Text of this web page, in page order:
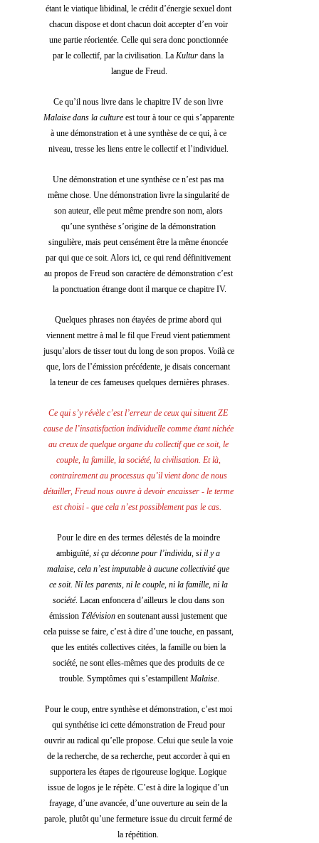
étant le viatique libidinal, le crédit d’énergie sexuel dont
chacun dispose et dont chacun doit accepter d’en voir
une partie réorientée. Celle qui sera donc ponctionnée
par le collectif, par la civilisation. La Kultur dans la
langue de Freud.
Malaise dans la culture est tour à tour ce qui s’apparente
à une démonstration et à une synthèse de ce qui, à ce
niveau, tresse les liens entre le collectif et l’individuel.
Une démonstration et une synthèse ce n’est pas ma
même chose. Une démonstration livre la singularité de
son auteur, elle peut même prendre son nom, alors
qu’une synthèse s’origine de la démonstration
singulière, mais peut censément être la même énoncée
par qui que ce soit. Alors ici, ce qui rend définitivement
au propos de Freud son caractère de démonstration c’est
la ponctuation étrange dont il marque ce chapitre IV.
Quelques phrases non étayées de prime abord qui
viennent mettre à mal le fil que Freud vient patiemment
jusqu’alors de tisser tout du long de son propos. Voilà ce
que, lors de l’émission précédente, je disais concernant
la teneur de ces fameuses quelques dernières phrases.
Ce qui s’y révèle c’est l’erreur de ceux qui situent ZE
cause de l’insatisfaction individuelle comme étant nichée
au creux de quelque organe du collectif que ce soit, le
couple, la famille, la société, la civilisation. Et là,
contrairement au processus qu’il vient donc de nous
détailler, Freud nous ouvre à devoir encaisser - le terme
est choisi - que cela n’est possiblement pas le cas.
Pour le dire en des termes délestés de la moindre
ambiguïté, si ça déconne pour l’individu, si il y a
malaise, cela n’est imputable à aucune collectivité que
ce soit. Ni les parents, ni le couple, ni la famille, ni la
société. Lacan enfoncera d’ailleurs le clou dans son
émission Télévision en soutenant aussi justement que
cela puisse se faire, c’est à dire d’une touche, en passant,
que les entités collectives citées, la famille ou bien la
société, ne sont elles-mêmes que des produits de ce
trouble. Symptômes qui s’estampillent Malaise
Pour le coup, entre synthèse et démonstration, c’est moi
qui synthétise ici cette démonstration de Freud pour
ouvrir au radical qu’elle propose. Celui que seule la voie
de la recherche, de sa recherche, peut accorder à qui en
supportera les étapes de rigoureuse logique. Logique
issue de logos je le répète. C’est à dire la logique d’un
frayage, d’une avancée, d’une ouverture au sein de la
parole, plutôt qu’une fermeture issue du circuit fermé de
la répétition.